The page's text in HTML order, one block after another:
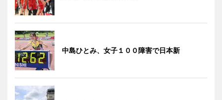
中島ひとみ、女子１００障害で日本新